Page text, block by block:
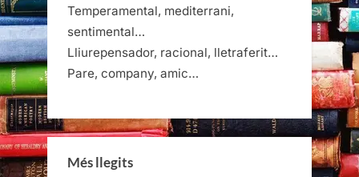
Temperamental, mediterrani,
sentimental…
Lliurepensador, racional, lletraferit…
Pare, company, amic…
Més llegits